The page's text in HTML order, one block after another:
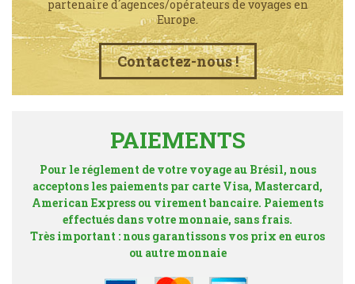
partenaire d´agences/opérateurs de voyages en
Europe.
Contactez-nous !
PAIEMENTS
Pour le réglement de votre voyage au Brésil, nous
acceptons les paiements par carte Visa, Mastercard,
American Express ou virement bancaire. Paiements
effectués dans votre monnaie, sans frais.
Très important : nous garantissons vos prix en euros
ou autre monnaie